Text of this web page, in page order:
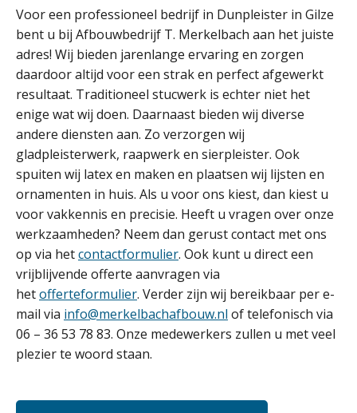
Voor een professioneel bedrijf in Dunpleister in Gilze
bent u bij Afbouwbedrijf T. Merkelbach aan het juiste
adres! Wij bieden jarenlange ervaring en zorgen
daardoor altijd voor een strak en perfect afgewerkt
resultaat. Traditioneel stucwerk is echter niet het
enige wat wij doen. Daarnaast bieden wij diverse
andere diensten aan. Zo verzorgen wij
gladpleisterwerk, raapwerk en sierpleister. Ook
spuiten wij latex en maken en plaatsen wij lijsten en
ornamenten in huis. Als u voor ons kiest, dan kiest u
voor vakkennis en precisie. Heeft u vragen over onze
werkzaamheden? Neem dan gerust contact met ons
op via hetcontactformulier. Ook kunt u direct een
vrijblijvende offerte aanvragen via
hetofferteformulier. Verder zijn wij bereikbaar per e-
mail via info@merkelbachafbouw.nl of telefonisch via
06 – 36 53 78 83. Onze medewerkers zullen u met veel
plezier te woord staan.